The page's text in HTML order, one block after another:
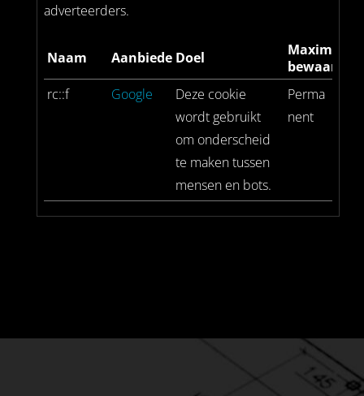
adverteerders.
Naam AanbiederDoel
Maximale
rc::f
Google
Deze cookie
wordt gebruikt
om onderscheid
te maken tussen
mensen en bots.
Perma
nent